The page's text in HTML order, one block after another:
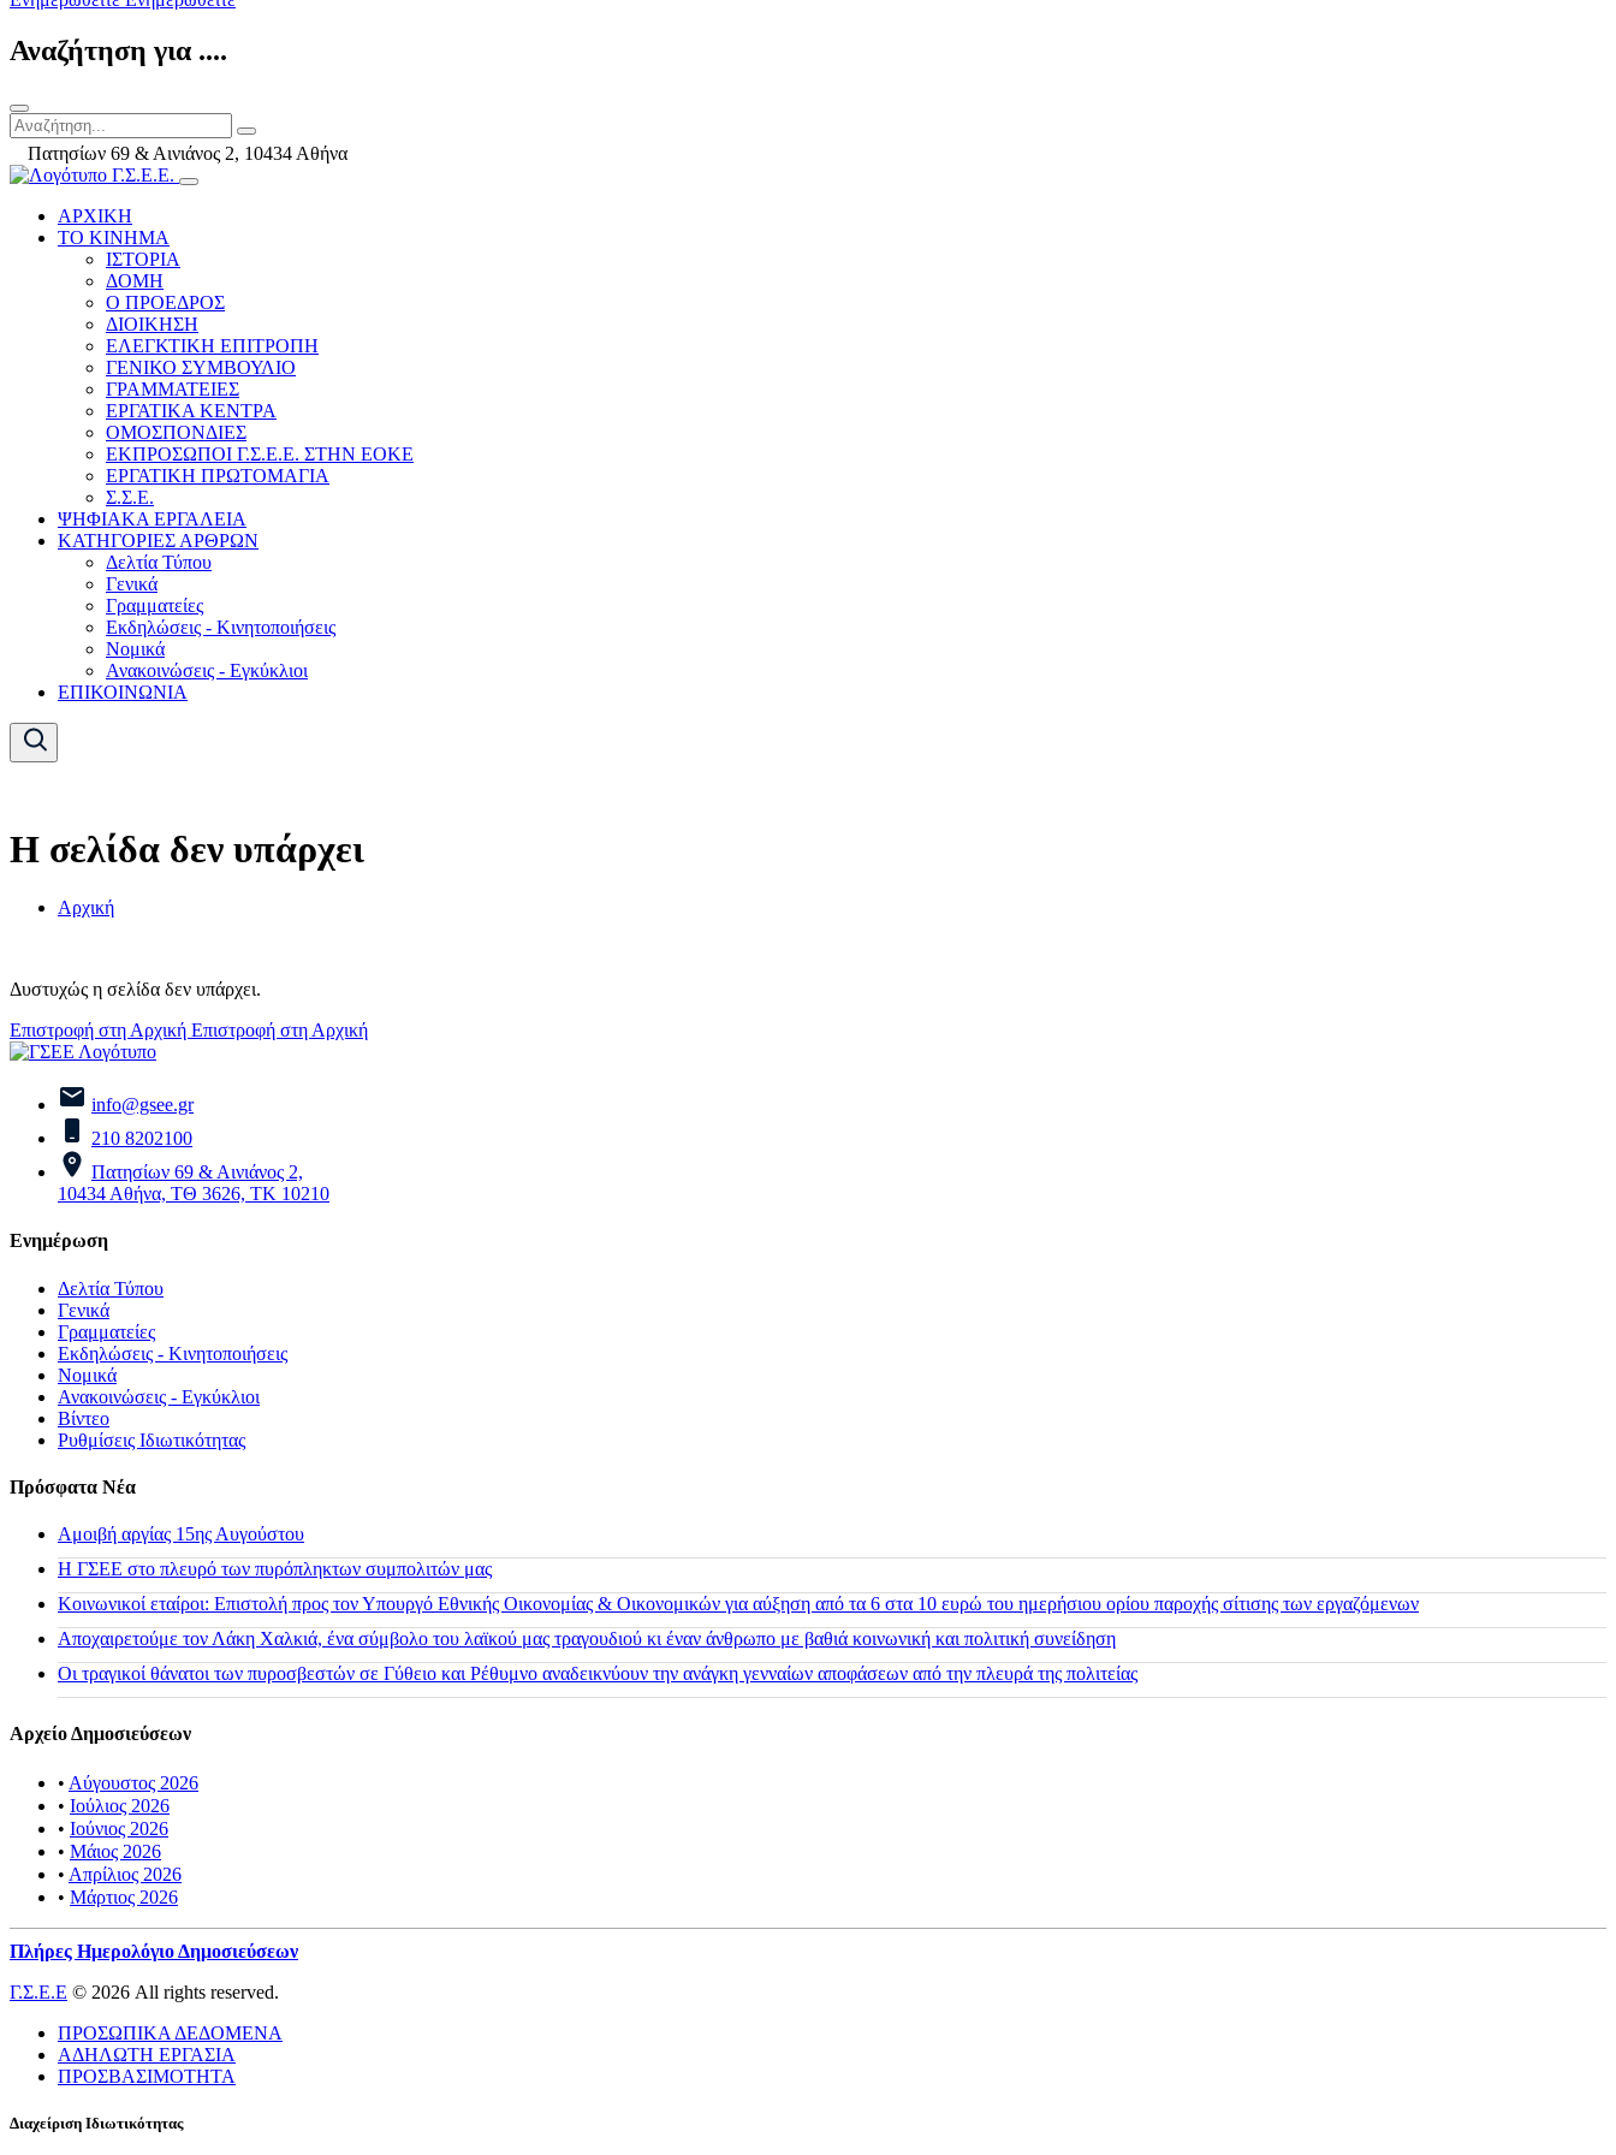
Αναζήτηση για ....
Πατησίων 69 & Αινιάνος 2, 10434 Αθήνα
ΑΡΧΙΚΗ
ΤΟ ΚΙΝΗΜΑ
ΙΣΤΟΡΙΑ
ΔΟΜΗ
Ο ΠΡΟΕΔΡΟΣ
ΔΙΟΙΚΗΣΗ
ΕΛΕΓΚΤΙΚΗ ΕΠΙΤΡΟΠΗ
ΓΕΝΙΚΟ ΣΥΜΒΟΥΛΙΟ
ΓΡΑΜΜΑΤΕΙΕΣ
ΕΡΓΑΤΙΚΑ ΚΕΝΤΡΑ
ΟΜΟΣΠΟΝΔΙΕΣ
ΕΚΠΡΟΣΩΠΟΙ Γ.Σ.Ε.Ε. ΣΤΗΝ ΕΟΚΕ
ΕΡΓΑΤΙΚΗ ΠΡΩΤΟΜΑΓΙΑ
Σ.Σ.Ε.
ΨΗΦΙΑΚΑ ΕΡΓΑΛΕΙΑ
ΚΑΤΗΓΟΡΙΕΣ ΑΡΘΡΩΝ
Δελτία Τύπου
Γενικά
Γραμματείες
Εκδηλώσεις - Κινητοποιήσεις
Νομικά
Ανακοινώσεις - Εγκύκλιοι
ΕΠΙΚΟΙΝΩΝΙΑ
Η σελίδα δεν υπάρχει
Αρχική
Δυστυχώς η σελίδα δεν υπάρχει.
Επιστροφή στη Αρχική Επιστροφή στη Αρχική
info@gsee.gr
210 8202100
Πατησίων 69 & Αινιάνος 2,
10434 Αθήνα, ΤΘ 3626, ΤΚ 10210
Ενημέρωση
Δελτία Τύπου
Γενικά
Γραμματείες
Εκδηλώσεις - Κινητοποιήσεις
Νομικά
Ανακοινώσεις - Εγκύκλιοι
Βίντεο
Ρυθμίσεις Ιδιωτικότητας
Πρόσφατα Νέα
Αμοιβή αργίας 15ης Αυγούστου
H ΓΣΕΕ στο πλευρό των πυρόπληκτων συμπολιτών μας
Κοινωνικοί εταίροι: Επιστολή προς τον Υπουργό Εθνικής Οικονομίας & Οικονομικών για αύξηση από τα 6 στα 10 ευρώ του ημερήσιου ορίου παροχής σίτισης των εργαζόμενων
Αποχαιρετούμε τον Λάκη Χαλκιά, ένα σύμβολο του λαϊκού μας τραγουδιού κι έναν άνθρωπο με βαθιά κοινωνική και πολιτική συνείδηση
Οι τραγικοί θάνατοι των πυροσβεστών σε Γύθειο και Ρέθυμνο αναδεικνύουν την ανάγκη γενναίων αποφάσεων από την πλευρά της πολιτείας
Αρχείο Δημοσιεύσεων
• Αύγουστος 2026
• Ιούλιος 2026
• Ιούνιος 2026
• Μάιος 2026
• Απρίλιος 2026
• Μάρτιος 2026
Πλήρες Ημερολόγιο Δημοσιεύσεων
Γ.Σ.Ε.Ε © 2026 All rights reserved.
ΠΡΟΣΩΠΙΚΑ ΔΕΔΟΜΕΝΑ
ΑΔΗΛΩΤΗ ΕΡΓΑΣΙΑ
ΠΡΟΣΒΑΣΙΜΟΤΗΤΑ
Διαχείριση Ιδιωτικότητας